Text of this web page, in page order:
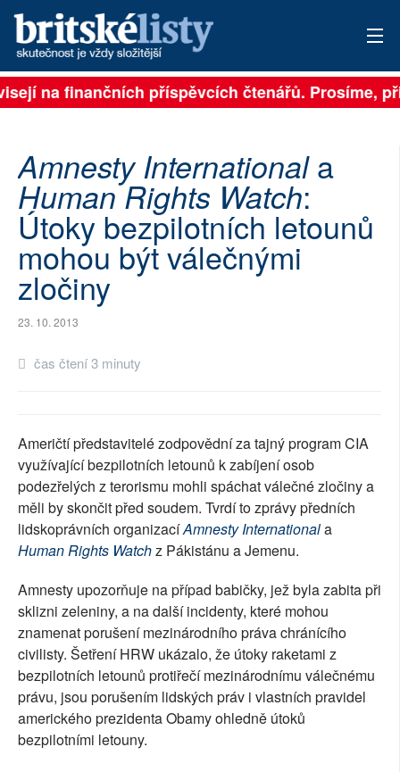
PŘIHLÁSIT
ARCHIV
ROZHOVORY
TÉMATA
NEJČTENĚJŠÍ ZA 7 DNÍ
RUBRIKY
PLNÁ VERZE STRÁNEK
na finančních příspěvcích čtenářů. Prosíme,
Amnesty Internationala
Human Rights Watch:
Útoky bezpilotních letounů
mohou být válečnými
zločiny
23. 10. 2013
čas čtení 3 minuty
Američtí představitelé zodpovědní za tajný program CIA
využívající bezpilotních letounů k zabíjení osob
podezřelých z terorismu mohli spáchat válečné zločiny a
měli by skončit před soudem. Tvrdí to zprávy předních
lidskoprávních organizacíAmnesty Internationala
Human Rights Watchz Pákistánu a Jemenu.
Amnesty upozorňuje na případ babičky, jež byla zabita při
sklizni zeleniny, a na další incidenty, které mohou
znamenat porušení mezinárodního práva chránícího
civilisty. Šetření HRW ukázalo, že útoky raketami z
bezpilotních letounů protiřečí mezinárodnímu válečnému
právu, jsou porušením lidských práv i vlastních pravidel
amerického prezidenta Obamy ohledně útoků
bezpilotními letouny.